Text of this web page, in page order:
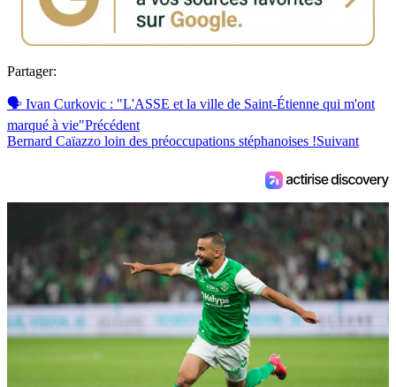
Partager:
🗣 Ivan Curkovic : "L'ASSE et la ville de Saint-Étienne qui m'ont
marqué à vie"Précédent
Bernard Caïazzo loin des préoccupations stéphanoises !Suivant